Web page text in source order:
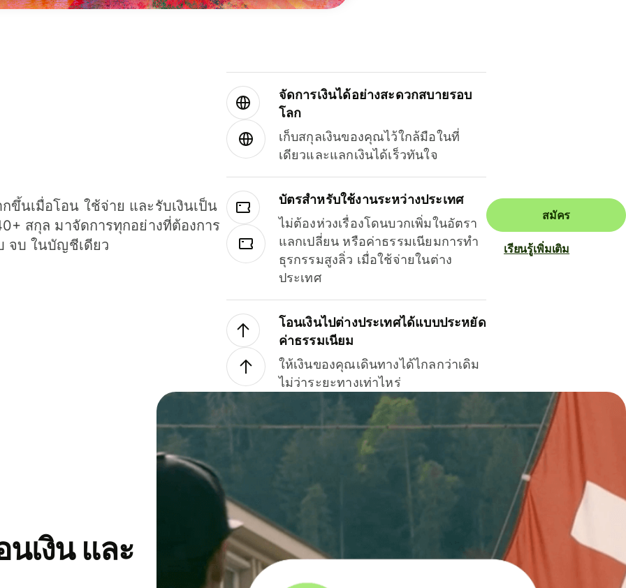
ขึ้นเมื่อโอน ใช้จ่าย และรับเงินเป็น
สกุล มาจัดการทุกอย่างที่ต้องการ
จบ ในบัญชีเดียว
จัดการเงินได้อย่างสะดวกสบายรอบ
โลก
เก็บสกุลเงินของคุณไว้ใกล้มือในที่
เดียวและแลกเงินได้เร็วทันใจ
บัตรสำหรับใช้งานระหว่างประเทศ
ไม่ต้องห่วงเรื่องโดนบวกเพิ่มในอัตรา
แลกเปลี่ยน หรือค่าธรรมเนียมการทำ
ธุรกรรมสูงลิ่ว เมื่อใช้จ่ายในต่าง
ประเทศ
โอนเงินไปต่างประเทศได้แบบประหยัด
ค่าธรรมเนียม
ให้เงินของคุณเดินทางได้ไกลกว่าเดิม
ไม่ว่าระยะทางเท่าไหร่
สมัคร
เรียนรู้เพิ่มเติม
เงิน และ